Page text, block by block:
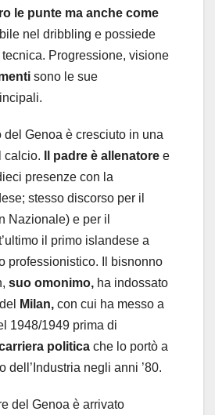
le punte ma anche come
nel dribbling e possiede
Progressione, visione
sono le sue
del Genoa è cresciuto in una
calcio. Il padre è allenatore e
presenze con la
stesso discorso per il
Nazionale) e per il
il primo islandese a
professionistico. Il bisnonno
suo omonimo, ha indossato
Milan, con cui ha messo a
1948/1949 prima di
politica che lo portò a
dell’Industria negli anni ’80.
del Genoa è arrivato